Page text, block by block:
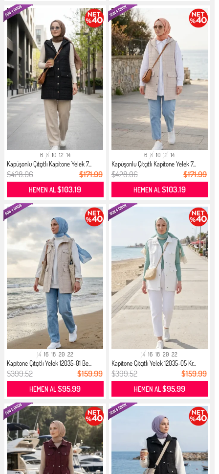
6 8 10 12 14
Kapüşonlu Çıtçıtlı Kapitone Yelek 7...
$428.06 $171.99
HEMEN AL$103.19
6 8 10 12 14
Kapüşonlu Çıtçıtlı Kapitone Yelek 7...
$428.06 $171.99
HEMEN AL$103.19
14 16 18 20 22
Kapitone Çıtçıtlı Yelek 12035-01 Be...
$399.52 $159.99
HEMEN AL$95.99
14 16 18 20 22
Kapitone Çıtçıtlı Yelek 12035-05 Kr...
$399.52 $159.99
HEMEN AL$95.99